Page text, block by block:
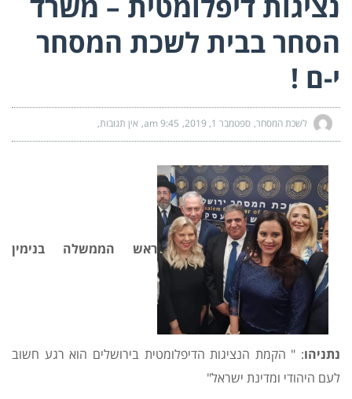
הסחר בבית לשכת המסחר
י-ם !
לשכת המסחר ספטמבר 1, 2019 9:45 am אין תגובות
ראש הממשלה בנימין
נתניהו: " הקמת הנציגות הדיפלומטית בירושלים הוא רגע חשוב
לעם היהודי ומדינת ישראל"